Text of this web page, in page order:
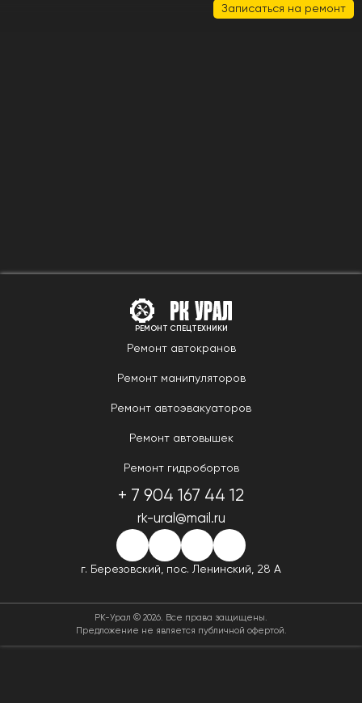
Записаться на ремонт
РЕМОНТ СПЕЦТЕХНИКИ
Ремонт автокранов
Ремонт манипуляторов
Ремонт автоэвакуаторов
Ремонт автовышек
Ремонт гидробортов
+ 7 904 167 44 12
rk-ural@mail.ru
г. Березовский, пос. Ленинский, 28 А
РК-Урал © 2026. Все права защищены.
Предложение не является публичной офертой.